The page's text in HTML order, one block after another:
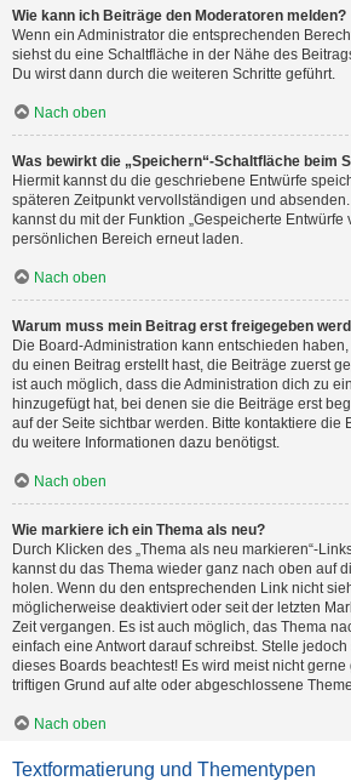
Wie kann ich Beiträge den Moderatoren melden?
Wenn ein Administrator die entsprechenden
siehst du eine Schaltfläche in der Nähe des
Du wirst dann durch die weiteren Schritte geführt.
Nach oben
Was bewirkt die „Speichern“-Schaltfläche beim
Hiermit kannst du die geschriebene Entwürfe
späteren Zeitpunkt vervollständigen und
kannst du mit der Funktion „Gespeicherte Entwürfe
persönlichen Bereich erneut laden.
Nach oben
Warum muss mein Beitrag erst freigegeben
Die Board-Administration kann entschieden
du einen Beitrag erstellt hast, die Beiträge zuerst
ist auch möglich, dass die Administration dich zu
hinzugefügt hat, bei denen sie die Beiträge erst
auf der Seite sichtbar werden. Bitte kontaktiere die
du weitere Informationen dazu benötigst.
Nach oben
Wie markiere ich ein Thema als neu?
Durch Klicken des „Thema als neu markieren“-
kannst du das Thema wieder ganz nach oben auf
holen. Wenn du den entsprechenden Link nicht
möglicherweise deaktiviert oder seit der letzten
Zeit vergangen. Es ist auch möglich, das Thema
einfach eine Antwort darauf schreibst. Stelle
dieses Boards beachtest! Es wird meist nicht
triftigen Grund auf alte oder abgeschlossene
Nach oben
Textformatierung und Thementypen